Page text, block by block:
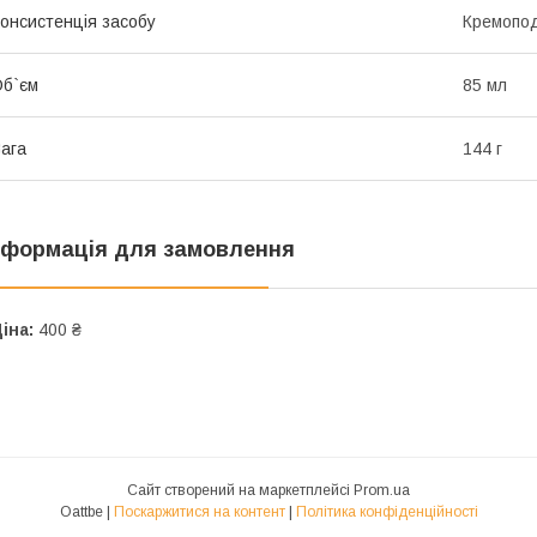
засобу
85 мл
144 г
для замовлення
400 ₴
Сайт створений на маркетплейсі Prom.ua
Oattbe | Поскаржитися на контент | Політика конфіденційності